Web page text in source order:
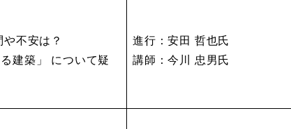
不安は？
建築」 について疑
進行：安田 哲也氏
講師：今川 忠男氏